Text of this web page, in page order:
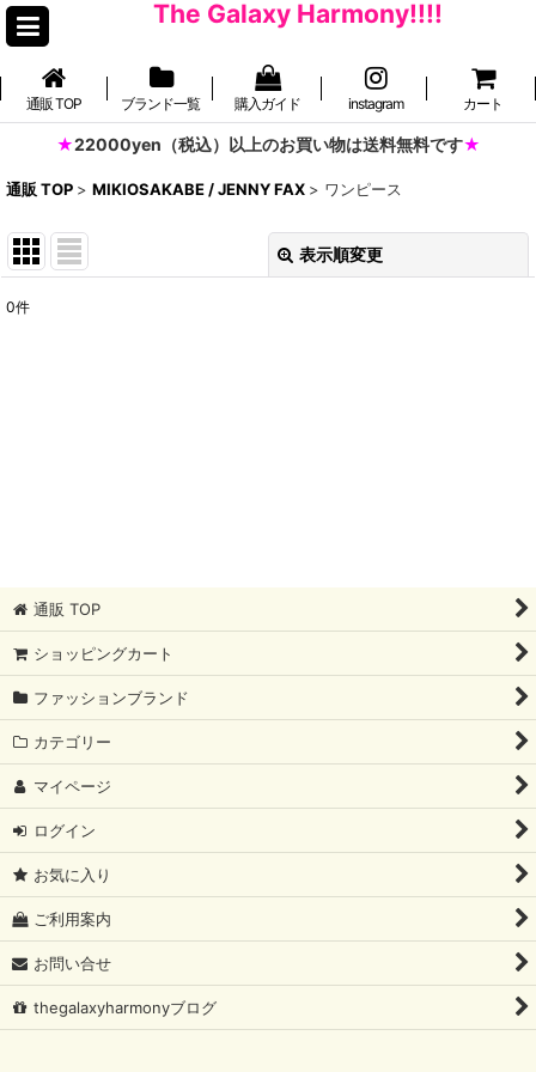
The Galaxy Harmony!!!!
通販 TOP ブランド一覧 購入ガイド instagram カート
22000yen（税込）以上のお買い物は送料無料です
通販 TOP > MIKIOSAKABE / JENNY FAX > ワンピース
表示順変更
表示数
0件
通販 TOP
ショッピングカート
ファッションブランド
カテゴリー
マイページ
ログイン
お気に入り
ご利用案内
お問い合せ
thegalaxyharmonyブログ